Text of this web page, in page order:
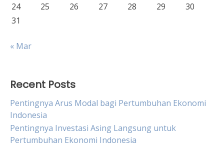
24
25 26 27 28 29
30
31
« Mar
Recent Posts
Pentingnya Arus Modal bagi Pertumbuhan Ekonomi
Indonesia
Pentingnya Investasi Asing Langsung untuk
Pertumbuhan Ekonomi Indonesia